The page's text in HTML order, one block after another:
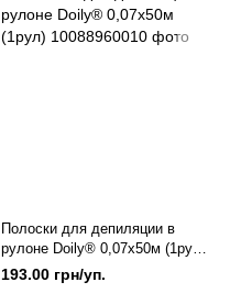
Полоски для депиляции в
рулоне Doily® 0,07х50м (1рул),
Белый
193.00 грн/уп.